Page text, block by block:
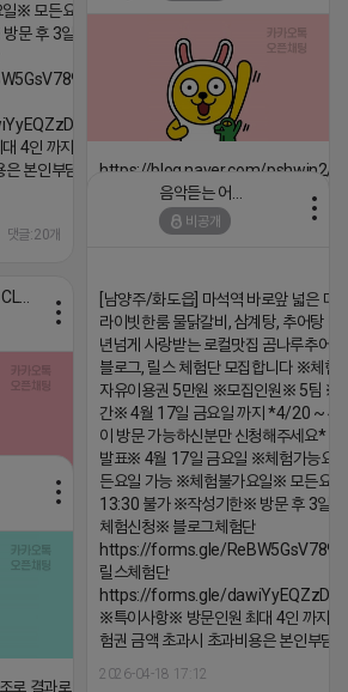
일※ 모든요일 12 ~
문 후 3일 이내 ※
4인 까지 가능 체
은 본인부담입니다.
댓글:20개
https://blog.naver.com/pshwin2/
2026-04-18 17:12
비공개
[남양주/화도읍] 마석역 바로앞 넓은 매
라이빗한룸 물닭갈비, 삼계탕, 추어탕 맛
년넘게 사랑받는 로컬맛집 곰나루추어
블로그, 릴스 체험단 모집합니다 ※체험
자유이용권 5만원 ※모집인원※ 5팀 ※
간※ 4월 17일 금요일 까지 *4/20 ~ 4/
이 방문 가능하신분만 신청해주세요* ※
발표※ 4월 17일 금요일 ※체험가능요
든요일 가능 ※체험불가요일※ 모든요
13:30 불가 ※작성기한※ 방문 후 3일
체험신청※ 블로그체험단
https://forms.gle/
릴스체험단
https://forms.gle/
※특이사항※ 방문인원 최대 4인 까지
험권 금액 초과시 초과비용은 본인부담
2026-04-18 17:12
로 결과로 보여드립